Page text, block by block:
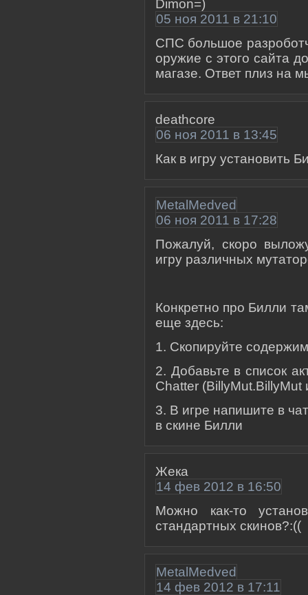
Dimon=)
05 ноя 2011 в 21:10
СПС большое
оружие с этого сайта
магазе. Ответ плиз на
deathcore
06 ноя 2011 в 13:45
Как в игру установить
MetalMedved
06 ноя 2011 в 17:28
Пожалуй, скоро
игру различных
Конкретно про Билли
еще здесь:
1. Скопируйте
2. Добавьте в список
Chatter (BillyMut.BillyMut
3. В игре напишите в
в скине Билли
Жека
14 фев 2012 в 16:50
Можно как-то
стандартных скинов?:((
MetalMedved
14 фев 2012 в 17:11